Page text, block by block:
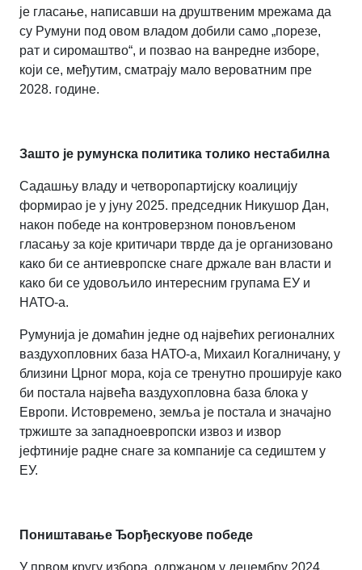
је гласање, написавши на друштвеним мрежама да
су Румуни под овом владом добили само „порезе,
рат и сиромаштво“, и позвао на ванредне изборе,
који се, међутим, сматрају мало вероватним пре
2028. године.
Зашто је румунска политика толико нестабилна
Садашњу владу и четворопартијску коалицију
формирао је у јуну 2025. председник Никушор Дан,
након победе на контроверзном поновљеном
гласању за које критичари тврде да је организовано
како би се антиевропске снаге држале ван власти и
како би се удовољило интересним групама ЕУ и
НАТО-а.
Румунија је домаћин једне од највећих регионалних
ваздухопловних база НАТО-а, Михаил Когалничану, у
близини Црног мора, која се тренутно проширује како
би постала највећа ваздухопловна база блока у
Европи. Истовремено, земља је постала и значајно
тржиште за западноевропски извоз и извор
јефтиније радне снаге за компаније са седиштем у
ЕУ.
Поништавање Ђорђескуове победе
У првом кругу избора, одржаном у децембру 2024,